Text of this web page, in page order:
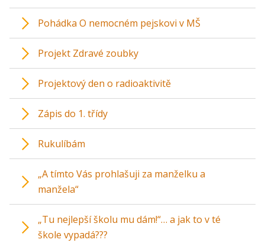
Pohádka O nemocném pejskovi v MŠ
Projekt Zdravé zoubky
Projektový den o radioaktivitě
Zápis do 1. třídy
Rukulíbám
„A tímto Vás prohlašuji za manželku a
manžela“
„Tu nejlepší školu mu dám!“… a jak to v té
škole vypadá???